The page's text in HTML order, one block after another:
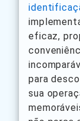
eficaz,
para
sua